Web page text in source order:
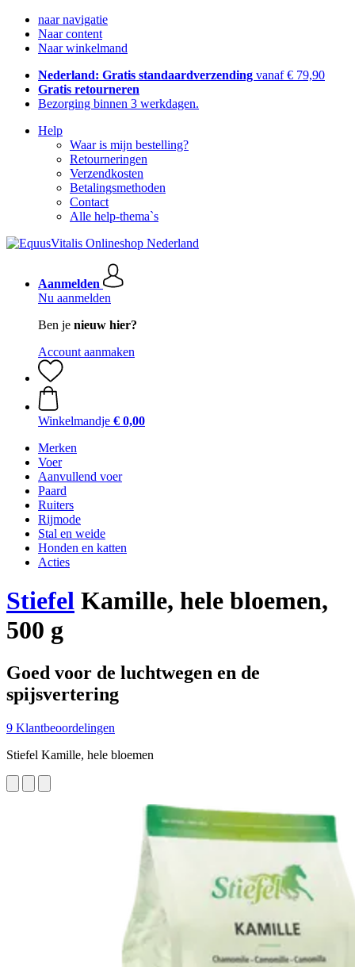
naar navigatie
Naar content
Naar winkelmand
Nederland: Gratis standaardverzending vanaf € 79,90
Gratis retourneren
Bezorging binnen 3 werkdagen.
Help
Waar is mijn bestelling?
Retourneringen
Verzendkosten
Betalingsmethoden
Contact
Alle help-thema`s
Aanmelden
Nu aanmelden
Ben je nieuw hier?
Account aanmaken
Winkelmandje € 0,00
Merken
Voer
Aanvullend voer
Paard
Ruiters
Rijmode
Stal en weide
Honden en katten
Acties
Stiefel Kamille, hele bloemen,
500 g
Goed voor de luchtwegen en de
spijsvertering
9 Klantbeoordelingen
Stiefel Kamille, hele bloemen